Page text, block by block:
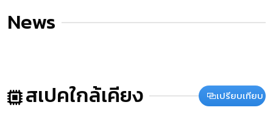
News
สเปคใกล้เคียง เปรียบเทียบ